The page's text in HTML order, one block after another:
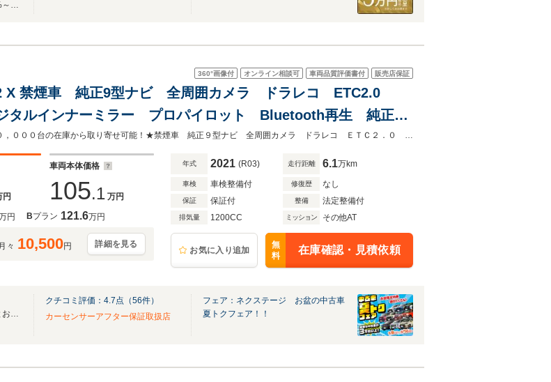
全国ご納車可能！最低2年保証付き！実質年率1.9%～（ローン）ご案内可能でございます!
360°画像付 オンライン相談可 車両品質評価書付 販売店保証
X 禁煙車 純正9型ナビ 全周囲カメラ ドラレコ ETC2.0
タルインナーミラー プロパイロット Bluetooth再生 純正16
ミ エマージェンシーブレーキ コーナーセンサー
★グループ約３０，０００台の在庫から取り寄せ可能！★禁煙車 純正９型ナビ 全周囲カメラ ドラレコ ＥＴＣ２．０ ＢＳＭ デジタルインナーミラー
円
車両本体価格
105.1 万円
円 Bプラン 121.6万円
月々 10,500円 詳細を見る
年式 2021 (R03) 走行距離 6.1万km
車検 車検整備付 修復歴 なし
保証 保証付 整備 法定整備付
排気量 1200CC ミッション その他AT
お気に入り追加
無
料
在庫確認・見積依頼
全国ネクステージ在庫30000台から選べる！きっとお気に入りの愛車が見つかります！
クチコミ評価： 4.7点（56件）
カーセンサーアフター保証取扱店
フェア：ネクステージ お盆の中古車
夏トクフェア！！